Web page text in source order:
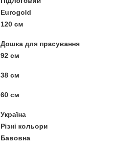
Eurogold
120 см
Дошка для прасування
92 см
38 см
60 см
Україна
Різні кольори
Бавовна